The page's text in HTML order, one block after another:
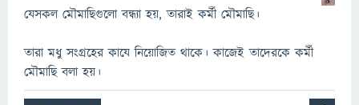
যেসকল মৌমাছিগুলো বন্ধ্যা হয়, তারাই কর্মী মৌমাছি।
তারা মধু সংগ্রহের কাযে নিয়োজিত থাকে। কাজেই তাদেরকে কর্মী
মৌমাছি বলা হয়।